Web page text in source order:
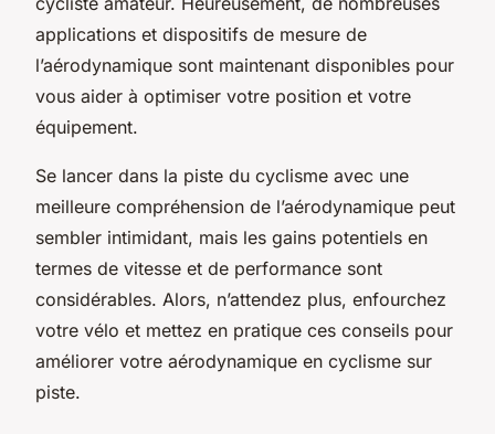
applications et dispositifs de mesure de
l’aérodynamique sont maintenant disponibles pour
vous aider à optimiser votre position et votre
équipement.
Se lancer dans la piste du cyclisme avec une
meilleure compréhension de l’aérodynamique peut
sembler intimidant, mais les gains potentiels en
termes de vitesse et de performance sont
considérables. Alors, n’attendez plus, enfourchez
votre vélo et mettez en pratique ces conseils pour
améliorer votre aérodynamique en cyclisme sur
piste.